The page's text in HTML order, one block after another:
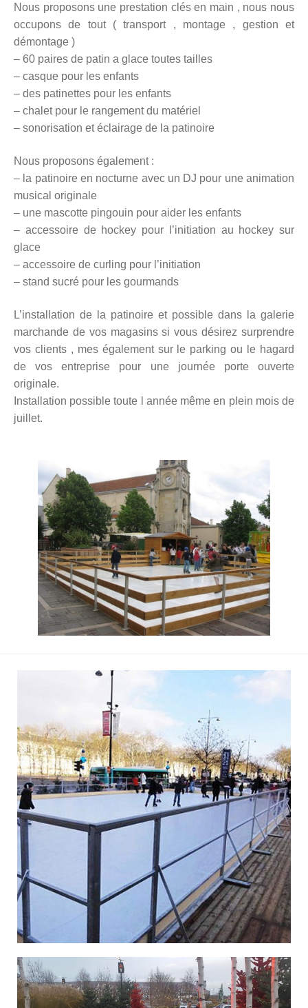
Nous proposons une prestation clés en main , nous nous
occupons de tout ( transport , montage , gestion et
démontage )
– 60 paires de patin a glace toutes tailles
– casque pour les enfants
– des patinettes pour les enfants
– chalet pour le rangement du matériel
– sonorisation et éclairage de la patinoire
Nous proposons également :
– la patinoire en nocturne avec un DJ pour une animation
musical originale
– une mascotte pingouin pour aider les enfants
– accessoire de hockey pour l’initiation au hockey sur
glace
– accessoire de curling pour l’initiation
– stand sucré pour les gourmands
L’installation de la patinoire et possible dans la galerie
marchande de vos magasins si vous désirez surprendre
vos clients , mes également sur le parking ou le hagard
de vos entreprise pour une journée porte ouverte
originale.
Installation possible toute l année même en plein mois de
juillet.